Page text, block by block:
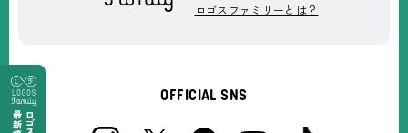
ロゴスファミリーとは？
OFFICIAL SNS